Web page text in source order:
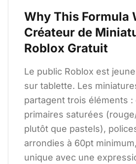
Why This Formula
Créateur de
Roblox Gratuit
Le public Roblox est
sur tablette. Les
partagent trois éléments :
primaires saturées
plutôt que pastels),
arrondies à 60pt
unique avec une